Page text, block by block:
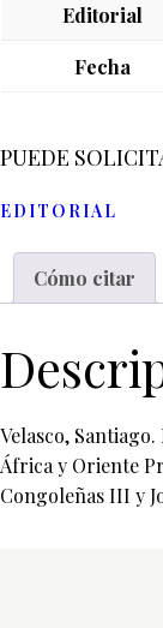
Editorial
Fecha
PUEDE
EDITORIAL
Cómo citar
Velasco,
África y Oriente
Congoleñas III y